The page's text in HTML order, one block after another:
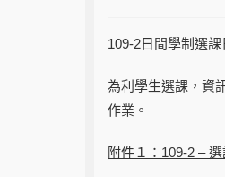
109-2日間學制選
為利學生選課，資
作業。
附件１： 109-2 –